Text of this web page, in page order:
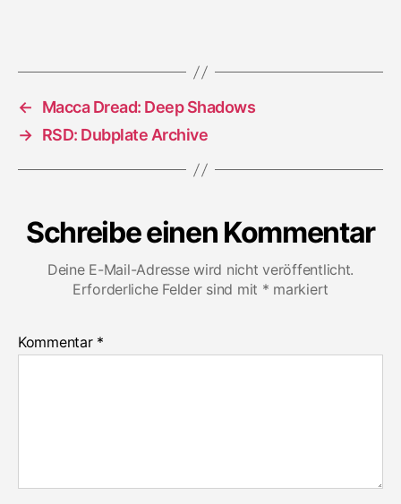
Acte
←
Macca Dread: Deep Shadows
→ RSD: Dubplate Archive
Schreibe einen Kommentar
Deine E-Mail-Adresse wird nicht veröffentlicht.
Erforderliche Felder sind mit * markiert
Kommentar *